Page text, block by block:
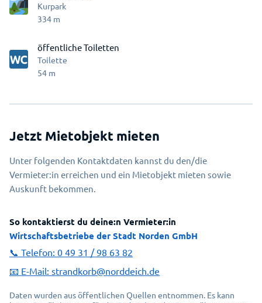
Kurpark
334 m
öffentliche Toiletten
Toilette
54 m
Jetzt Mietobjekt mieten
Unter folgenden Kontaktdaten kannst du den/die
Vermieter:in erreichen und ein Mietobjekt mieten sowie
Auskunft bekommen.
So kontaktierst du deine:n Vermieter:in
Wirtschaftsbetriebe der Stadt Norden GmbH
📞 Telefon: 0 49 31 / 98 63 82
📧 E-Mail: strandkorb@norddeich.de
Daten wurden aus öffentlichen Quellen entnommen. Es kann